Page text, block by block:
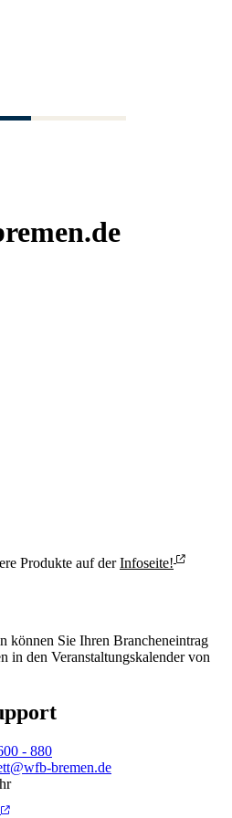
Produkte auf derInfoseite!
können Sie Ihren Brancheneintrag
in den Veranstaltungskalender von
- 880
bremen.de